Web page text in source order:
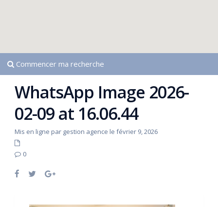
Commencer ma recherche
WhatsApp Image 2026-
02-09 at 16.06.44
Mis en ligne par gestion agence le février 9, 2026
0